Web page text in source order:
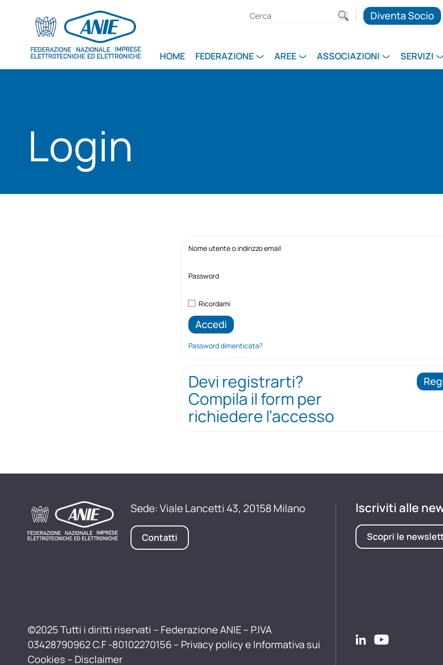
Diventa Socio
HOME FEDERAZIONE AREE ASSOCIAZIONI SERVIZI
Login
Nome utente o indirizzo email
Password
Ricordami
Password dimenticata?
Devi registrarti?
Compila il form per
richiedere l’accesso
Sede: Viale Lancetti 43, 20158 Milano
Contatti
©2025 Tutti i diritti riservati – Federazione ANIE – P.IVA
03428790962 C.F -80102270156 – Privacy policy e Informativa sui
Cookies – Disclaimer
Iscriviti alle
Scopri le